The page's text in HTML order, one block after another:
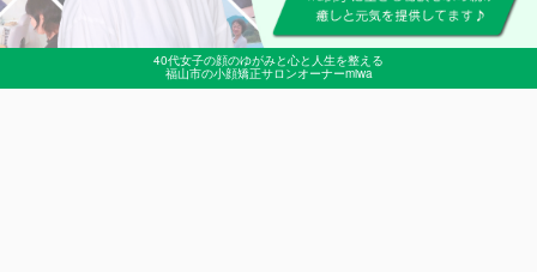
40代女子の顔のゆがみと心と人生を整える
福山市の小顔矯正サロンオーナーmiwa